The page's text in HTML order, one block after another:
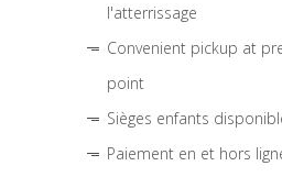
l'atterrissage
Convenient pickup at
point
Sièges enfants
Paiement en et hors